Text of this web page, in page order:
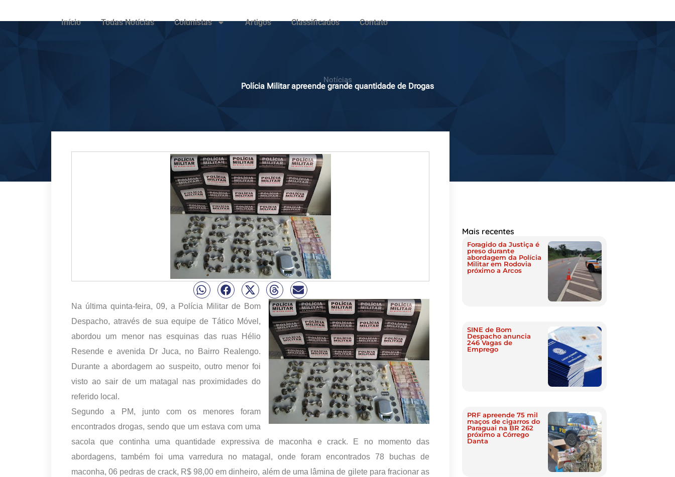
Início Todas Notícias Colunistas Artigos Classificados Contato
Notícias
Polícia Militar apreende grande quantidade de Drogas
Na última quinta-feira, 09, a Polícia Militar de Bom
Despacho, através de sua equipe de Tático Móvel,
abordou um menor nas esquinas das ruas Hélio
Resende e avenida Dr Juca, no Bairro Realengo.
Durante a abordagem ao suspeito, outro menor foi
visto ao sair de um matagal nas proximidades do
referido local.
Segundo a PM, junto com os menores foram
encontrados drogas, sendo que um estava com uma
sacola que continha uma quantidade expressiva de maconha e crack. E no momento das
abordagens, também foi uma varredura no matagal, onde foram encontrados 78 buchas de
maconha, 06 pedras de crack, R$ 98,00 em dinheiro, além de uma lâmina de gilete para fracionar as
Mais recentes
Foragido da Justiça é
preso durante
abordagem da Polícia
Militar em Rodovia
próximo a Arcos
SINE de Bom
Despacho anuncia
246 Vagas de
Emprego
PRF apreende 75 mil
maços de cigarros do
Paraguai na BR 262
próximo a Córrego
Danta